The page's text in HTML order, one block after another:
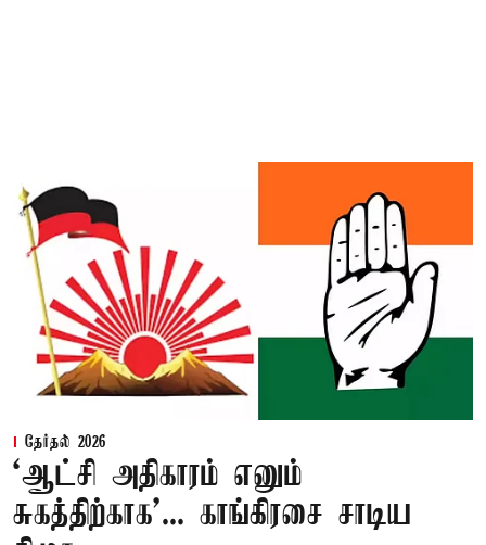
தேர்தல் 2026
‘ஆட்சி அதிகாரம் எனும்
சுகத்திற்காக’... காங்கிரசை சாடிய